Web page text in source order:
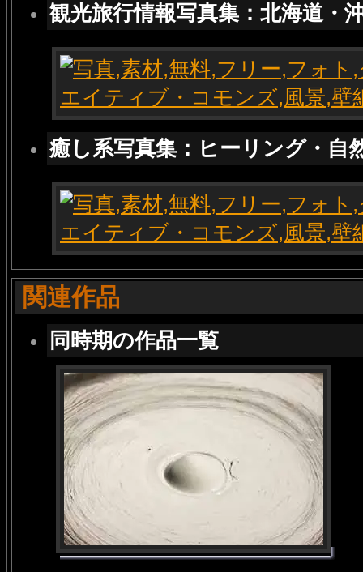
観光旅行情報写真集：北海道・
癒し系写真集：ヒーリング・自
関連作品
同時期の作品一覧